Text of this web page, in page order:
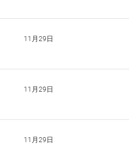
11月29日
11月29日
11月29日